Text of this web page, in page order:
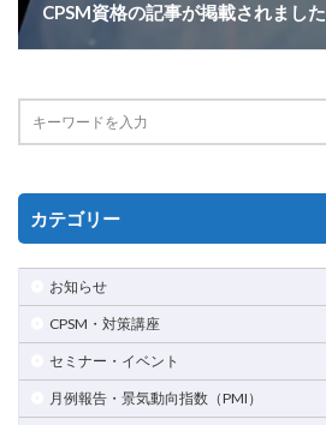
CPSM資格の記事が掲載されました
カテゴリー
お知らせ
CPSM・対策講座
セミナー・イベント
月例報告・景気動向指数（PMI）